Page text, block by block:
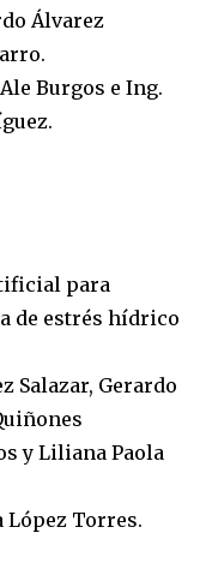
Álvarez
Burgos e Ing.
para
de estrés hídrico
Salazar, Gerardo
y Liliana Paola
López Torres.